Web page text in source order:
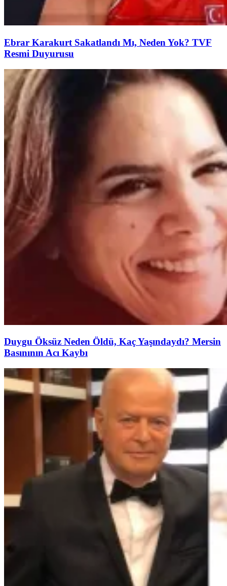
Ebrar Karakurt Sakatlandı Mı, Neden Yok? TVF
Resmi Duyurusu
Duygu Öksüz Neden Öldü, Kaç Yaşındaydı? Mersin
Basınının Acı Kaybı